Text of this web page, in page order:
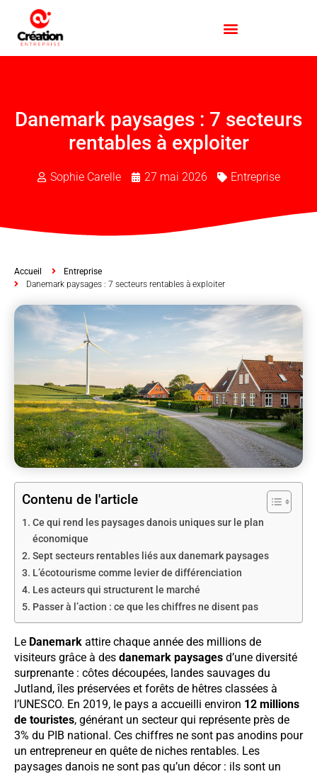
Danemark paysages : 7 secteurs
rentables à exploiter
Sophie Carelle 27 mai 2026 Entreprise
Accueil
Entreprise
Danemark paysages : 7 secteurs rentables à exploiter
Contenu de l'article
Ce qui rend les paysages danois uniques sur le plan
économique
Sept secteurs rentables liés aux danemark paysages
L’écotourisme comme levier de différenciation
Les acteurs qui structurent le marché
Passer à l’action : ce que les chiffres ne disent pas
Le Danemark attire chaque année des millions de
visiteurs grâce à des danemark paysages d’une diversité
surprenante : côtes découpées, landes sauvages du
Jutland, îles préservées et forêts de hêtres classées à
l’UNESCO. En 2019, le pays a accueilli environ 12 millions
de touristes, générant un secteur qui représente près de
3% du PIB national. Ces chiffres ne sont pas anodins pour
un entrepreneur en quête de niches rentables. Les
paysages danois ne sont pas qu’un décor : ils sont un